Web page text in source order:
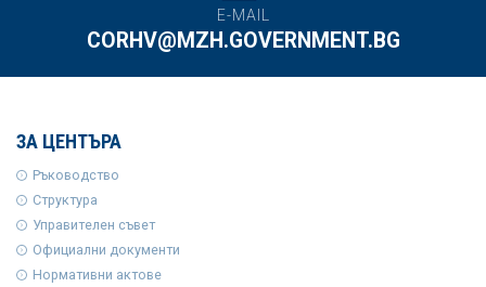
E-MAIL
CORHV@MZH.GOVERNMENT.BG
ЗА ЦЕНТЪРА
Ръководство
Структура
Управителен съвет
Официални документи
Нормативни актове